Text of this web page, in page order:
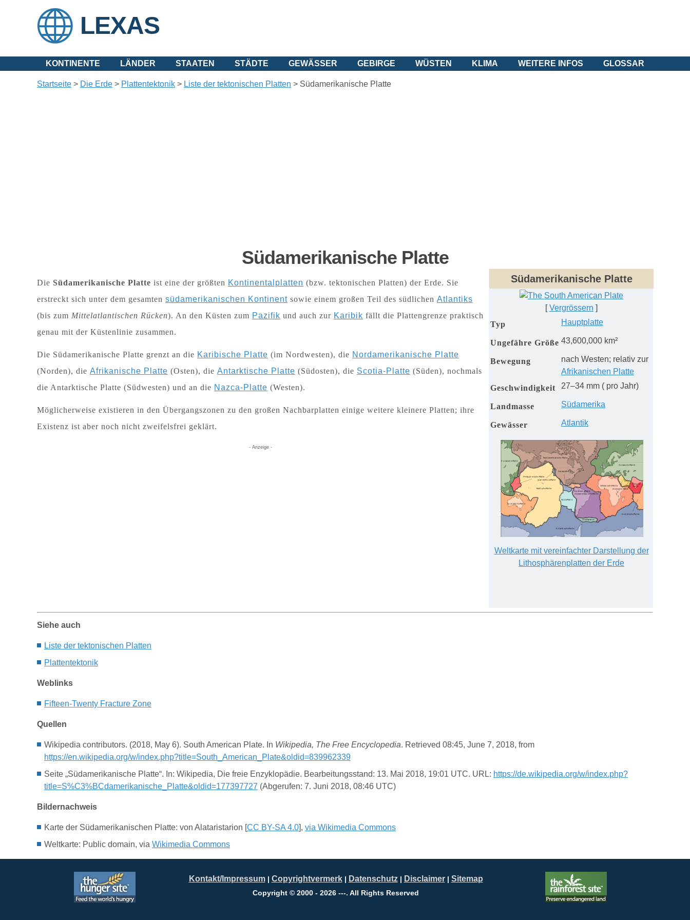
LEXAS
KONTINENTE LÄNDER STAATEN STÄDTE GEWÄSSER GEBIRGE WÜSTEN KLIMA WEITERE INFOS GLOSSAR
Startseite > Die Erde > Plattentektonik > Liste der tektonischen Platten > Südamerikanische Platte
Südamerikanische Platte
Die Südamerikanische Platte ist eine der größten Kontinentalplatten (bzw. tektonischen Platten) der Erde. Sie
erstreckt sich unter dem gesamten südamerikanischen Kontinent sowie einem großen Teil des südlichen Atlantiks
(bis zum Mittelatlantischen Rücken). An den Küsten zum Pazifik und auch zur Karibik fällt die Plattengrenze praktisch
genau mit der Küstenlinie zusammen.
Die Südamerikanische Platte grenzt an die Karibische Platte (im Nordwesten), die Nordamerikanische Platte
(Norden), die Afrikanische Platte (Osten), die Antarktische Platte (Südosten), die Scotia-Platte (Süden), nochmals
die Antarktische Platte (Südwesten) und an die Nazca-Platte (Westen).
Möglicherweise existieren in den Übergangszonen zu den großen Nachbarplatten einige weitere kleinere Platten; ihre
Existenz ist aber noch nicht zweifelsfrei geklärt.
- Anzeige -
SüdamerikanischePlatte
[Vergrössern ]
Typ
Hauptplatte
Ungefähre Größe 43,600,000 km²
Bewegung nach Westen; relativ zur
Afrikanischen Platte
Geschwindigkeit
27–34 mm ( pro Jahr)
Landmasse Südamerika
Gewässer Atlantik
Weltkarte mit vereinfachter Darstellung der
Lithosphärenplatten der Erde
Siehe auch
Liste der tektonischen Platten
P lattentektonik
Weblinks
Fifteen-Twenty Fracture Zone
Quellen
Wikipedia contributors. (2018, May 6). South American Plate. In Wikipedia, The Free Encyclopedia. Retrieved 08:45, June 7, 2018, from
https://en.wikipedia.org/w/index.php?title=South_American_Plate&oldid=839962339
Seite „Südamerikanische Platte“. In: Wikipedia, Die freie Enzyklopädie. Bearbeitungsstand: 13. Mai 2018, 19:01 UTC. URL: https://de.wikipedia.org/w/index.php?
title=S%C3%BCdamerikanische_Platte&oldid=177397727 (Abgerufen: 7. Juni 2018, 08:46 UTC)
Bildernachweis
Karte der Südamerikanischen Platte: von Alataristarion [CC BY-SA 4.0], via Wikimedia Commons
Weltkarte: Public domain, via Wikimedia Commons
Kontakt/Impressum| Copyrightvermerk| Datenschutz| Disclaimer| Sitemap
Copyright © 2000 - 2026 ---. All Rights Reserved